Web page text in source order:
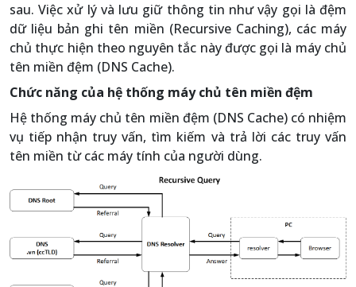
sau. Việc xử lý và lưu giữ thông tin như vậy gọi là đệm
dữ liệu bản ghi tên miền (Recursive Caching), các máy
chủ thực hiện theo nguyên tắc này được gọi là máy chủ
tên miền đệm (DNS Cache).
Chức năng của hệ thống máy chủ tên miền đệm
Hệ thống máy chủ tên miền đệm (DNS Cache) có nhiệm
vụ tiếp nhận truy vấn, tìm kiếm và trả lời các truy vấn
tên miền từ các máy tính của người dùng.